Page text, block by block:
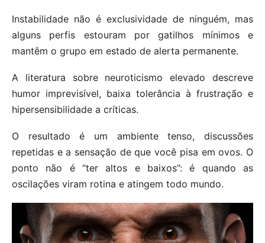
Instabilidade não é exclusividade de ninguém, mas
alguns perfis estouram por gatilhos mínimos e
mantêm o grupo em estado de alerta permanente.
A literatura sobre neuroticismo elevado descreve
humor imprevisível, baixa tolerância à frustração e
hipersensibilidade a críticas.
O resultado é um ambiente tenso, discussões
repetidas e a sensação de que você pisa em ovos. O
ponto não é “ter altos e baixos”: é quando as
oscilações viram rotina e atingem todo mundo.